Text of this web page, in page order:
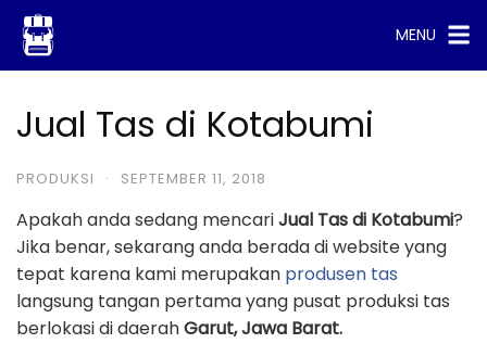
Skip
content
MENU
Jual Tas di Kotabumi
PRODUKSI · SEPTEMBER 11, 2018
Apakah anda sedang mencariJual Tas di Kotabumi?
Jika benar, sekarang anda berada di website yang
tepat karena kami merupakan produsen tas
langsung tangan pertama yang pusat produksi tas
berlokasi di daerahGarut, Jawa Barat.